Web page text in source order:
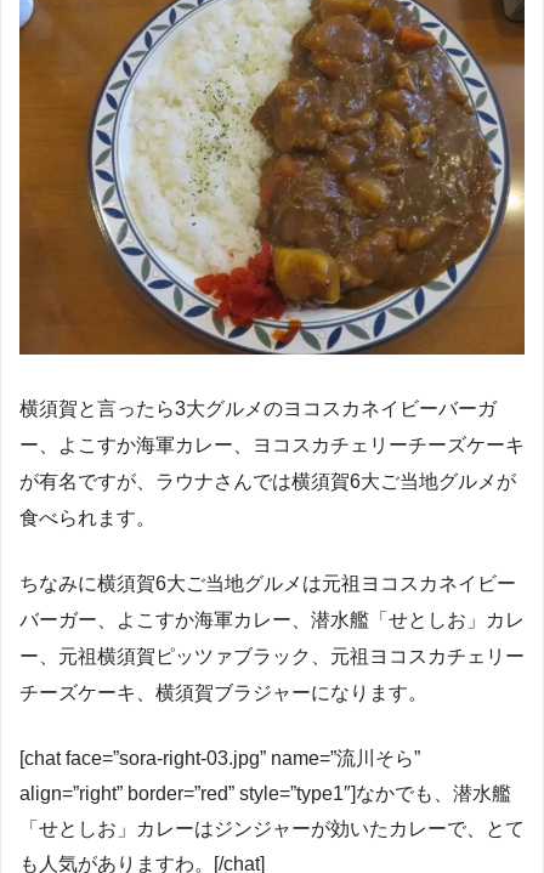
横須賀と言ったら3大グルメのヨコスカネイビーバーガ
ー、よこすか海軍カレー、ヨコスカチェリーチーズケーキ
が有名ですが、ラウナさんでは横須賀6大ご当地グルメが
食べられます。
ちなみに横須賀6大ご当地グルメは元祖ヨコスカネイビー
バーガー、よこすか海軍カレー、潜水艦「せとしお」カレ
ー、元祖横須賀ピッツァブラック、元祖ヨコスカチェリー
チーズケーキ、横須賀ブラジャーになります。
[chat face=”sora-right-03.jpg” name=”流川そら”
align=”right” border=”red” style=”type1″]なかでも、潜水艦
「せとしお」カレーはジンジャーが効いたカレーで、とて
も人気がありますわ。[/chat]